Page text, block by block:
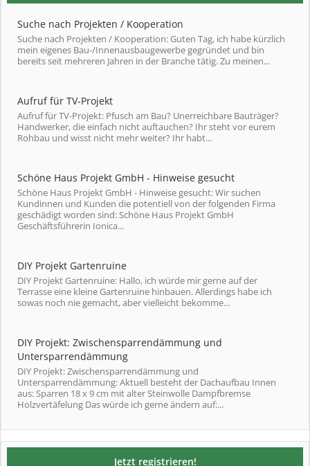
Suche nach Projekten / Kooperation
Suche nach Projekten / Kooperation: Guten Tag, ich habe kürzlich
mein eigenes Bau-/Innenausbaugewerbe gegründet und bin
bereits seit mehreren Jahren in der Branche tätig. Zu meinen...
Aufruf für TV-Projekt
Aufruf für TV-Projekt: Pfusch am Bau? Unerreichbare Bauträger?
Handwerker, die einfach nicht auftauchen? Ihr steht vor eurem
Rohbau und wisst nicht mehr weiter? Ihr habt...
Schöne Haus Projekt GmbH - Hinweise gesucht
Schöne Haus Projekt GmbH - Hinweise gesucht: Wir suchen
Kundinnen und Kunden die potentiell von der folgenden Firma
geschädigt worden sind: Schöne Haus Projekt GmbH
Geschäftsführerin Ionica...
DIY Projekt Gartenruine
DIY Projekt Gartenruine: Hallo, ich würde mir gerne auf der
Terrasse eine kleine Gartenruine hinbauen. Allerdings habe ich
sowas noch nie gemacht, aber vielleicht bekomme...
DIY Projekt: Zwischensparrendämmung und
Untersparrendämmung
DIY Projekt: Zwischensparrendämmung und
Untersparrendämmung: Aktuell besteht der Dachaufbau Innen
aus: Sparren 18 x 9 cm mit alter Steinwolle Dampfbremse
Holzvertäfelung Das würde ich gerne ändern auf:...
Jetzt registrieren!